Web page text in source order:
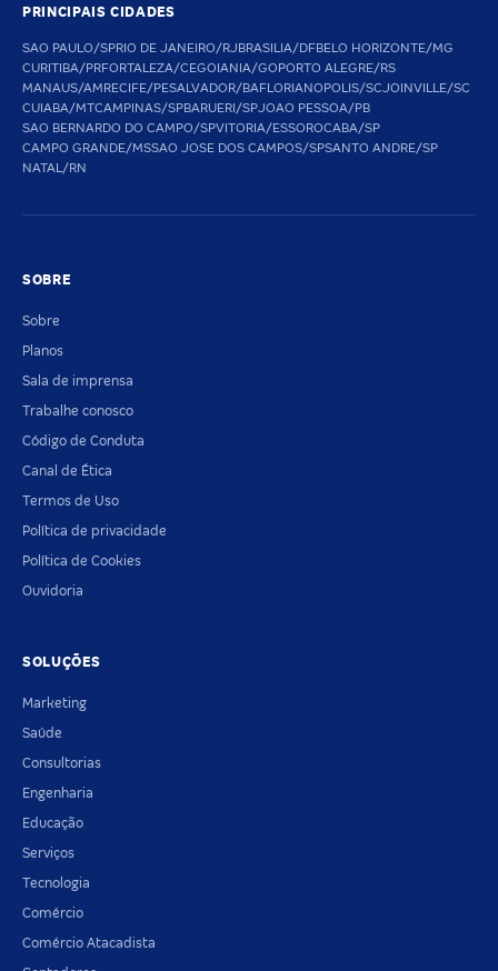
PRINCIPAIS CIDADES
SAO PAULO/SPRIO DE JANEIRO/RJBRASILIA/DFBELO HORIZONTE/MG
CURITIBA/PRFORTALEZA/CEGOIANIA/GOPORTO ALEGRE/RS
MANAUS/AMRECIFE/PESALVADOR/BAFLORIANOPOLIS/SCJOINVILLE/SC
CUIABA/MTCAMPINAS/SPBARUERI/SPJOAO PESSOA/PB
SAO BERNARDO DO CAMPO/SPVITORIA/ESSOROCABA/SP
CAMPO GRANDE/MSSAO JOSE DOS CAMPOS/SPSANTO ANDRE/SP
NATAL/RN
SOBRE
Sobre
Planos
Sala de imprensa
Trabalhe conosco
Código de Conduta
Canal de Ética
Termos de Uso
Política de privacidade
Política de Cookies
Ouvidoria
SOLUÇÕES
Marketing
Saúde
Consultorias
Engenharia
Educação
Serviços
Tecnologia
Comércio
Comércio Atacadista